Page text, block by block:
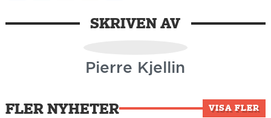
SKRIVEN AV
Pierre Kjellin
FLER NYHETER VISA FLER